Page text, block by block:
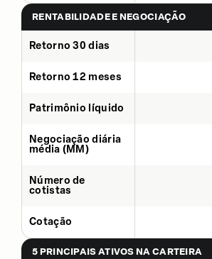
RENTABILIDADE E NEGOCIAÇÃO
Retorno 30 dias
Retorno 12 meses
Patrimônio líquido
Negociação diária
média (MM)
Número de
cotistas
Cotação
5 PRINCIPAIS ATIVOS NA CARTEIRA